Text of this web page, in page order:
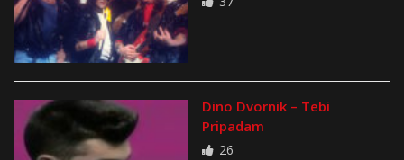
Dino Dvornik – Tebi
Pripadam
26